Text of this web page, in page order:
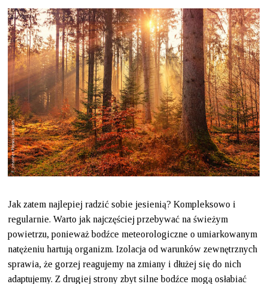
Jak zatem najlepiej radzić sobie jesienią? Kompleksowo i
regularnie. Warto jak najczęściej przebywać na świeżym
powietrzu, ponieważ bodźce meteorologiczne o umiarkowanym
natężeniu hartują organizm. Izolacja od warunków zewnętrznych
sprawia, że gorzej reagujemy na zmiany i dłużej się do nich
adaptujemy. Z drugiej strony zbyt silne bodźce mogą osłabiać